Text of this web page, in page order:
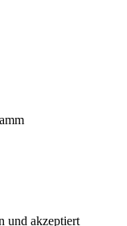
und akzeptiert